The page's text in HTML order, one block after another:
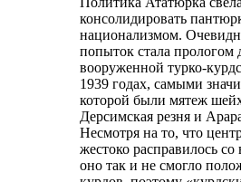
консолидировать
национализмом.
попыток стала прологом
вооруженной турко-
1939 годах, самыми
которой были мятеж
Дерсимская резня и
Несмотря на то, что
жестоко расправилось
оно так и не смогло